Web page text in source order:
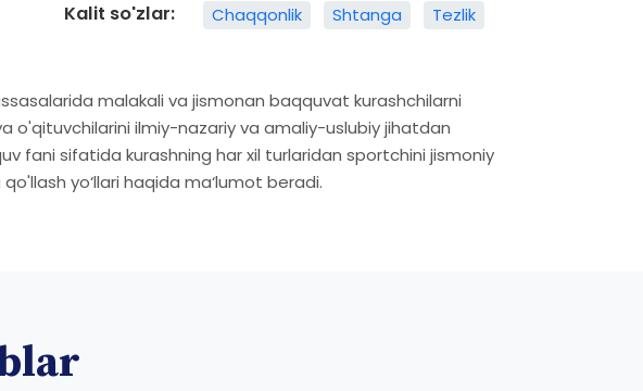
Kalit so'zlar: Chaqqonlik Shtanga Tezlik
malakali va jismonan baqquvat kurashchilarni
o'qituvchilarini ilmiy-nazariy va amaliy-uslubiy jihatdan
fani sifatida kurashning har xil turlaridan sportchini jismoniy
yo‘llari haqida ma‘lumot beradi.